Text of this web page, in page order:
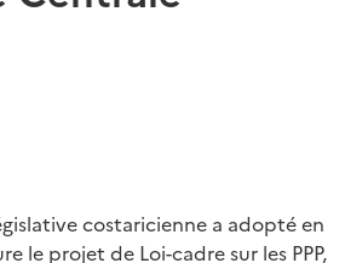
costaricienne a adopté en
le projet de Loi-cadre sur les PPP,